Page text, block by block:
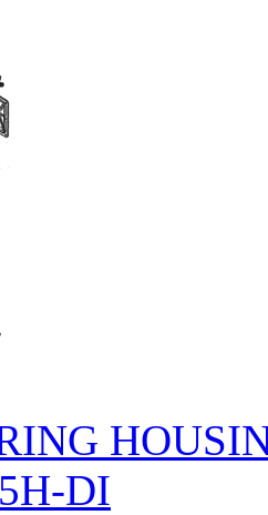
DI